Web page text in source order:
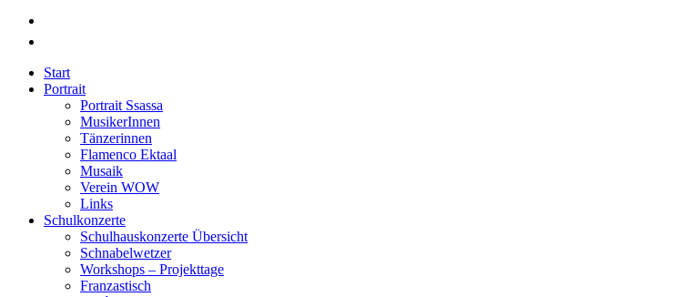
Start
Portrait
Portrait Ssassa
MusikerInnen
Tänzerinnen
Flamenco Ektaal
Musaik
Verein WOW
Links
Schulkonzerte
Schulhauskonzerte Übersicht
Schnabelwetzer
Workshops – Projekttage
Franzastisch